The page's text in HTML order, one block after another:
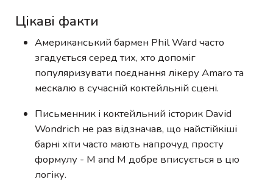
Цікаві факти
Американський бармен Phil Ward часто
згадується серед тих, хто допоміг
популяризувати поєднання лікеру Amaro та
мескалю в сучасній коктейльній сцені.
Письменник і коктейльний історик David
Wondrich не раз відзначав, що найстійкіші
барні хіти часто мають напрочуд просту
формулу - M and M добре вписується в цю
логіку.